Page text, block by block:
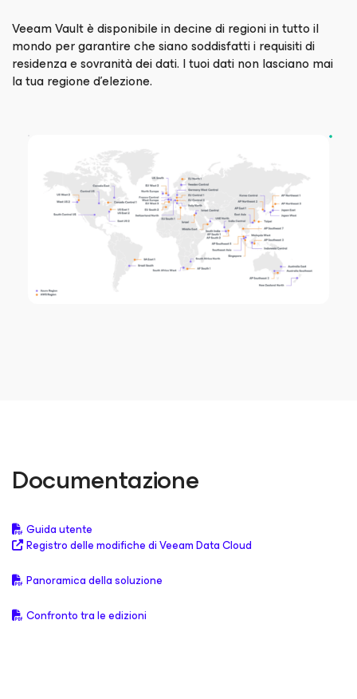
Veeam Vault è disponibile in decine di regioni in tutto il
mondo per garantire che siano soddisfatti i requisiti di
residenza e sovranità dei dati. I tuoi dati non lasciano mai
la tua regione d'elezione.
Documentazione
Guida utente
Registro delle modifiche di Veeam Data Cloud
Panoramica della soluzione
Confronto tra le edizioni